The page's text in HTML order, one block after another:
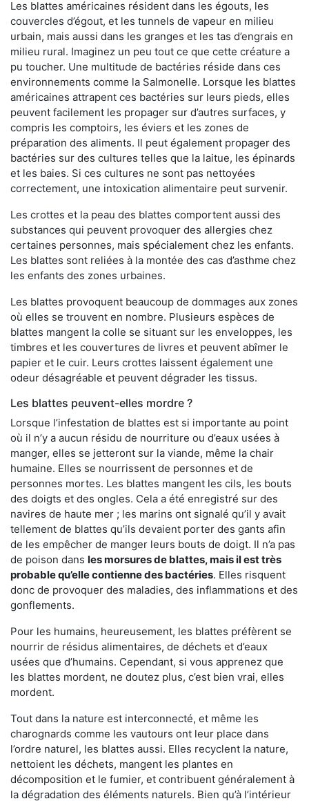
Les blattes américaines résident dans les égouts, les
couvercles d’égout, et les tunnels de vapeur en milieu
urbain, mais aussi dans les granges et les tas d’engrais en
milieu rural. Imaginez un peu tout ce que cette créature a
pu toucher. Une multitude de bactéries réside dans ces
environnements comme la Salmonelle. Lorsque les blattes
américaines attrapent ces bactéries sur leurs pieds, elles
peuvent facilement les propager sur d’autres surfaces, y
compris les comptoirs, les éviers et les zones de
préparation des aliments. Il peut également propager des
bactéries sur des cultures telles que la laitue, les épinards
et les baies. Si ces cultures ne sont pas nettoyées
correctement, une intoxication alimentaire peut survenir.
Les crottes et la peau des blattes comportent aussi des
substances qui peuvent provoquer des allergies chez
certaines personnes, mais spécialement chez les enfants.
Les blattes sont reliées à la montée des cas d’asthme chez
les enfants des zones urbaines.
Les blattes provoquent beaucoup de dommages aux zones
où elles se trouvent en nombre. Plusieurs espèces de
blattes mangent la colle se situant sur les enveloppes, les
timbres et les couvertures de livres et peuvent abîmer le
papier et le cuir. Leurs crottes laissent également une
odeur désagréable et peuvent dégrader les tissus.
Les blattes peuvent-elles mordre ?
Lorsque l’infestation de blattes est si importante au point
où il n’y a aucun résidu de nourriture ou d’eaux usées à
manger, elles se jetteront sur la viande, même la chair
humaine. Elles se nourrissent de personnes et de
personnes mortes. Les blattes mangent les cils, les bouts
des doigts et des ongles. Cela a été enregistré sur des
navires de haute mer ; les marins ont signalé qu’il y avait
tellement de blattes qu’ils devaient porter des gants afin
de les empêcher de manger leurs bouts de doigt. Il n’a pas
de poison dans les morsures de blattes, mais il est très
probable qu’elle contienne des bactéries. Elles risquent
donc de provoquer des maladies, des inflammations et des
gonflements.
Pour les humains, heureusement, les blattes préfèrent se
nourrir de résidus alimentaires, de déchets et d’eaux
usées que d’humains. Cependant, si vous apprenez que
les blattes mordent, ne doutez plus, c’est bien vrai, elles
mordent.
Tout dans la nature est interconnecté, et même les
charognards comme les vautours ont leur place dans
l’ordre naturel, les blattes aussi. Elles recyclent la nature,
nettoient les déchets, mangent les plantes en
décomposition et le fumier, et contribuent généralement à
la dégradation des éléments naturels. Bien qu’à l’intérieur